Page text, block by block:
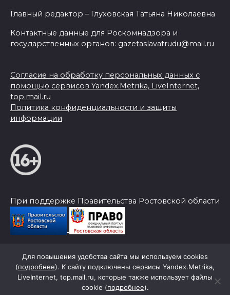
Главный редактор – Глуховская Татьяна Николаевна
Контактные данные для Роскомнадзора и
государственных органов: gazetaslavatrudu@mail.ru
Согласие на обработку персональных данных с
помощью сервисов Yandex.Metrika, LiveInternet,
top.mail.ru
Политика конфиденциальности и защиты
информации
При поддержке Правительства Ростовской области
© 2026 Слава Труду
Для повышения удобства сайта мы используем cookies
(подробнее). К сайту подключены сервисы Yandex.Metrika,
LiveInternet, top.mail.ru, которые также использует файлы
cookie (подробнее).